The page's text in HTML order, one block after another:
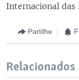
Internacional das
Partilhe
Relacionados